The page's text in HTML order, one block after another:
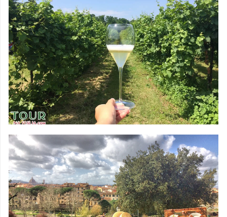
DEGUSTAÇÕES &
VINHOS